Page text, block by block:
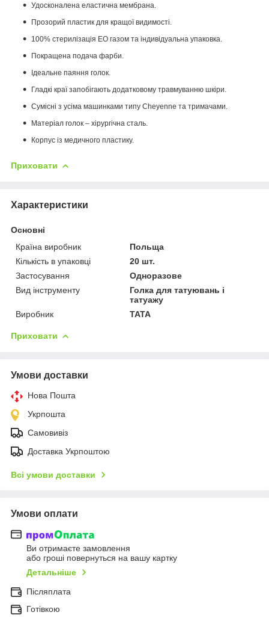
Удосконалена еластична мембрана.
Прозорий пластик для кращої видимості.
100% стерилізація EO газом та індивідуальна упаковка.
Покращена подача фарби.
Ідеальне паяння голок.
Гладкі краї запобігають додатковому травмуванню шкіри.
Сумісні з усіма машинками типу Cheyenne та тримачами.
Матеріал голок – хірургічна сталь.
Корпус із медичного пластику.
Приховати
Характеристики
Основні
Країна виробник
Польща
Кількість в упаковці
20 шт.
Застосування
Одноразове
Вид інструменту
Голка для татуювань і
татуажу
Виробник
TATA
Приховати
Умови доставки
Нова Пошта
Укрпошта
Самовивіз
Доставка Укрпоштою
Всі умови доставки
Умови оплати
Ви отримаєте замовлення
або гроші повернуться на вашу картку
Детальніше
Післяплата
Готівкою